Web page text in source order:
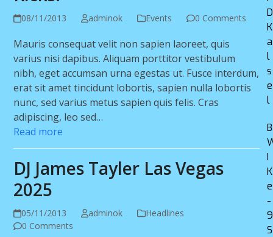
08/11/2013 adminok Events 0 Comments
Mauris consequat velit non sapien laoreet, quis
varius nisi dapibus. Aliquam porttitor vestibulum
nibh, eget accumsan urna egestas ut. Fusce interdum,
erat sit amet tincidunt lobortis, sapien nulla lobortis
nunc, sed varius metus sapien quis felis. Cras
adipiscing, leo sed…
Read more
DJ James Tayler Las Vegas
2025
05/11/2013 adminok
Headlines
0 Comments
D
K
a
l
s
e
l
B
I
K
e
-
9
S